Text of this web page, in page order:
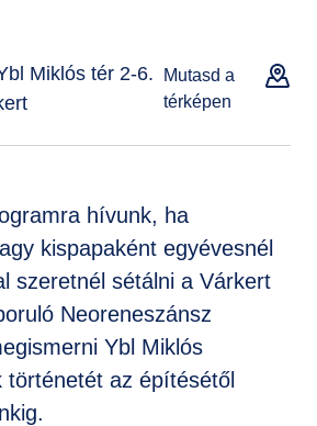
Miklós tér 2-6.
Mutasd a
térképen
hívunk, ha
kispapaként egyévesnél
szeretnél sétálni a Várkert
Neoreneszánsz
Ybl Miklós
történetét az építésétől